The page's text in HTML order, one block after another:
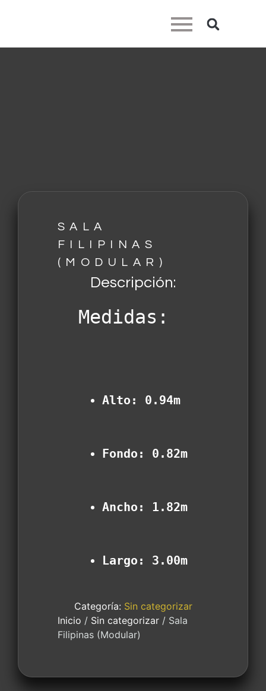
SALA
FILIPINAS
(MODULAR)
Descripción:
Medidas:
Alto: 0.94m
Fondo: 0.82m
Ancho: 1.82m
Largo: 3.00m
Categoría: Sin categorizar
Inicio / Sin categorizar/ Sala
Filipinas (Modular)